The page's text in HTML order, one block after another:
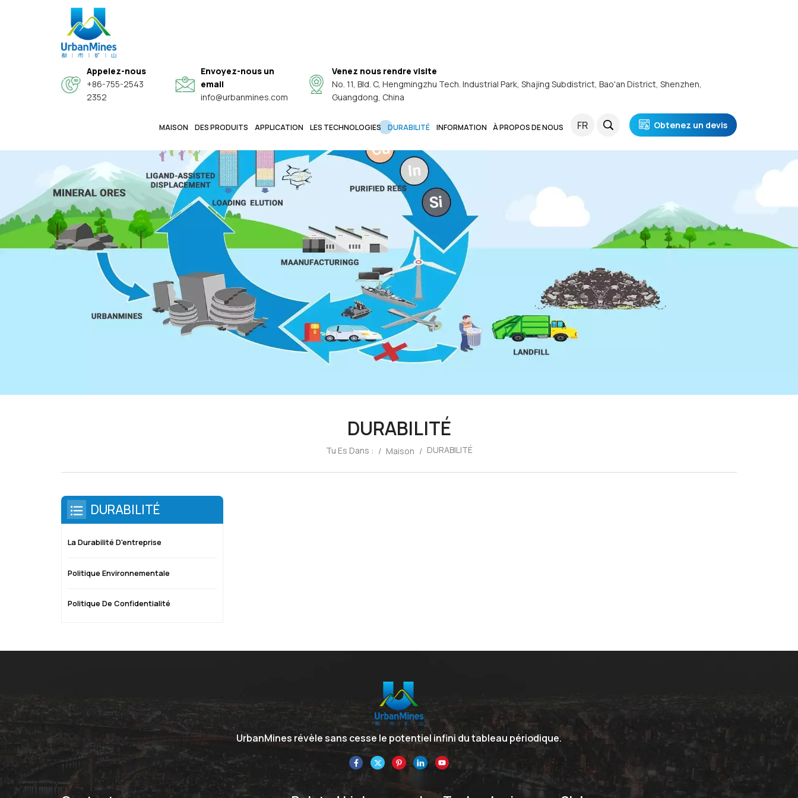
Appelez-nous
+86-755-2543
2352
Envoyez-nous un
email
info@urbanmines.com
Venez nous rendre visite
No. 11, Bld. C, Hengmingzhu Tech. Industrial Park, Shajing Subdistrict, Bao'an District, Shenzhen,
Guangdong, China
MAISON DES PRODUITS APPLICATION LES TECHNOLOGIES DURABILITÉ INFORMATION À PROPOS DE NOUS FR Obtenez un devis
DURABILITÉ
Tu Es Dans : / Maison / DURABILITÉ
DURABILITÉ
La Durabilité D'entreprise
Politique Environnementale
Politique De Confidentialité
UrbanMines révèle sans cesse le potentiel infini du tableau périodique.